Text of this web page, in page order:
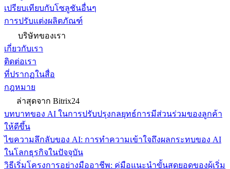
เปรียบเทียบกับโซลูชันอื่นๆ
การปรับแต่งผลิตภัณฑ์
บริษัทของเรา
เกี่ยวกับเรา
ติดต่อเรา
ที่ปรากฏในสื่อ
กฎหมาย
ล่าสุดจาก Bitrix24
บทบาทของ AI ในการปรับปรุงกลยุทธ์การมีส่วนร่วมของลูกค้า
ให้ดีขึ้น
ไขความลึกลับของ AI: การทำความเข้าใจถึงผลกระทบของ AI
ในโลกธุรกิจในปัจจุบัน
วิธีเริ่มโครงการอย่างมืออาชีพ: คู่มือแนะนำขั้นสุดยอดของผู้เริ่ม